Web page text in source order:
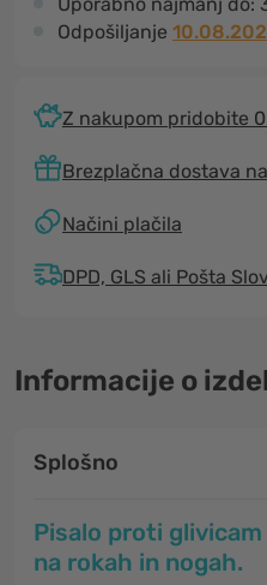
Odpošiljanje
Z nakupom pridobite
Brezplačna dostava
Načini plačila
DPD, GLS ali Pošta
Informacije o
Splošno
Pisalo proti
na rokah in nogah.